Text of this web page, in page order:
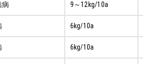
病 9～12kg/10a
6kg/10a
6kg/10a